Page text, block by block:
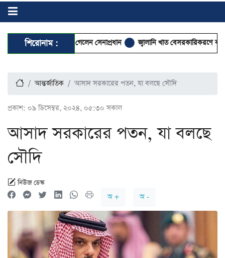
শিরোনাম :
ও আবেই সফরে গেলেন সেনাপ্রধান জ্বালানি খাত বেসরকারিকরণে কর্পোরেট
আন্তর্জাতিক আসাদ সরকারের পতন, যা বলছে সৌদি
প্রকাশ: ০৯ ডিসেম্বর, ২০২৪, ০৫:৩০ সকাল
আসাদ সরকারের পতন, যা বলছে
সৌদি
নিউজ ডেস্ক
অ +
অ -